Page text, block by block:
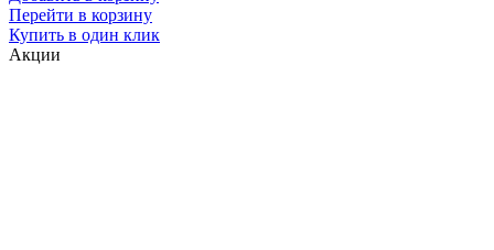
Перейти в корзину
Купить в один клик
Акции